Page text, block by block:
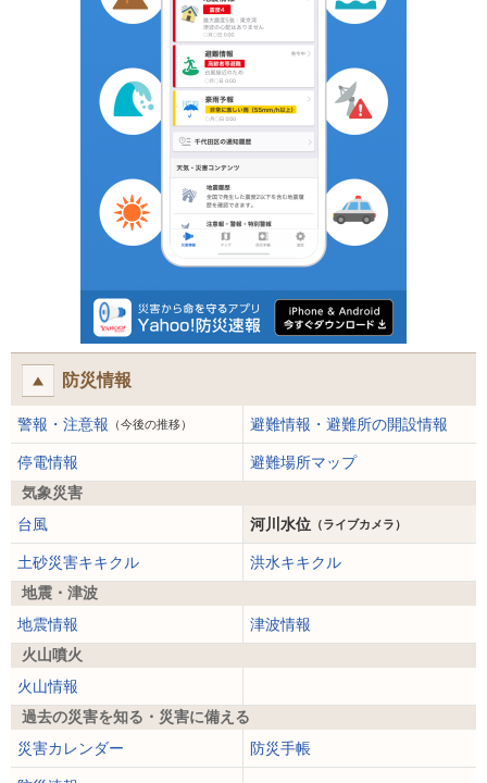
防災情報
警報・注意報 （今後の推移） 避難情報・避難所の開設情報
停電情報
避難場所マップ
気象災害
台風
河川水位 （ライブカメラ）
土砂災害キキクル
洪水キキクル
地震・津波
地震情報
津波情報
火山噴火
火山情報
過去の災害を知る・災害に備える
災害カレンダー
防災手帳